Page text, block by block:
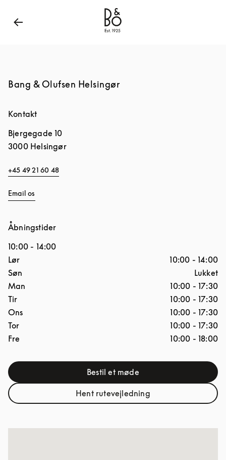
Bang & Olufsen - Exist to Create
Bang & Olufsen Helsingør
Kontakt
Bjergegade 10
3000 Helsingør
+45 49 21 60 48
Email os
Åbningstider
10:00 - 14:00
Ugedag
Lør 10:00 - 14:00
Søn
Lukket
Man
10:00 - 17:30
Tir
10:00 - 17:30
Ons
10:00 - 17:30
Tor
10:00 - 17:30
Fre
10:00 - 18:00
Bestil et mødeLink Opens in New Tab
Hent rutevejledningLink Opens in New Tab